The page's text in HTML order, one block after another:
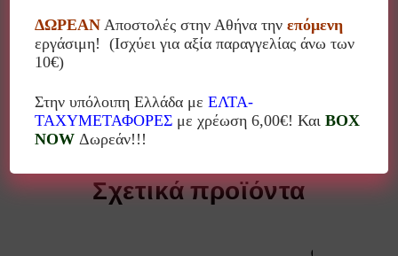
μοναδικές εικαστικές δημιουργίες.
Διακοσμητικά, κοσμήματα, γούρια, λαμπάδες κα
Σχετικά προϊόντα
ΔΩΡΕΑΝ Αποστολές στην Αθήνα τηνεπόμενη
εργάσιμη! (Ισχύει για αξία παραγγελίας άνω των
10€)
Στην υπόλοιπη Ελλάδα μεΕΛΤΑ-
ΤΑΧΥΜΕΤΑΦΟΡΕΣ με χρέωση 6,00€! ΚαιBOX
NOW Δωρεάν!!!